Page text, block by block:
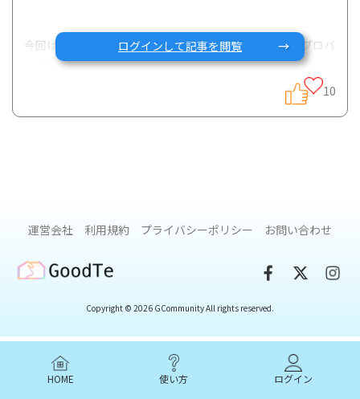
今回は、IBDの病態にも関わる腸内細菌について、特にプロバ
イオティクスとプレバイオティクスを中心に解説します。
巷でも腸内環境を整える“腸活”が流行っていますが、IBDの病
・潰瘍性大腸炎では、特定のプロバイオティクスのみ臨床効
・クローン病では、プロバイオティクスの臨床効果は認めら
ログインして記事を閲覧
10
HOME 使い方 ログイン
運営会社 利用規約 プライバシーポリシー お問い合わせ
GoodTe
Copyright © 2026 GCommunity All rights reserved.